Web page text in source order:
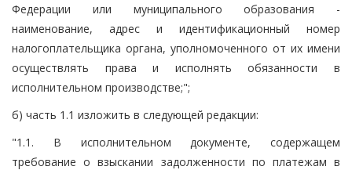
Федерации или муниципального образования -
наименование, адрес и идентификационный номер
налогоплательщика органа, уполномоченного от их имени
осуществлять права и исполнять обязанности в
исполнительном производстве;";
б) часть 1.1 изложить в следующей редакции:
"1.1. В исполнительном документе, содержащем
требование о взыскании задолженности по платежам в